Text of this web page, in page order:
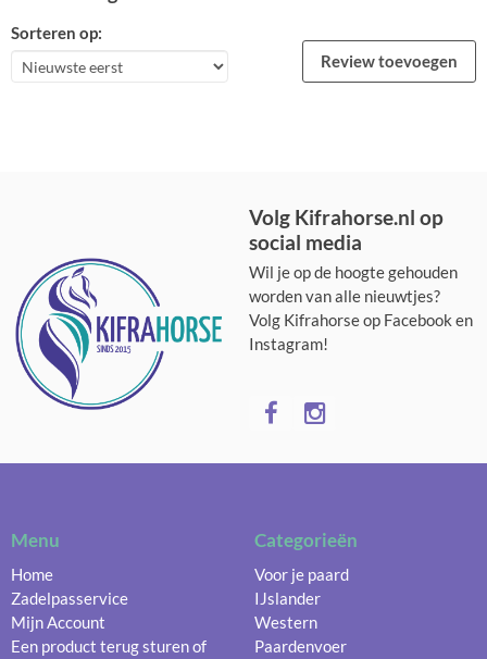
Sorteren op:
Review toevoegen
Volg Kifrahorse.nl op
social media
Wil je op de hoogte gehouden
worden van alle nieuwtjes?
Volg Kifrahorse op Facebook en
Instagram!
Categorieën
Voor je paard
IJslander
Western
Paardenvoer
Menu
Home
Zadelpasservice
Mijn Account
Een product terug sturen of